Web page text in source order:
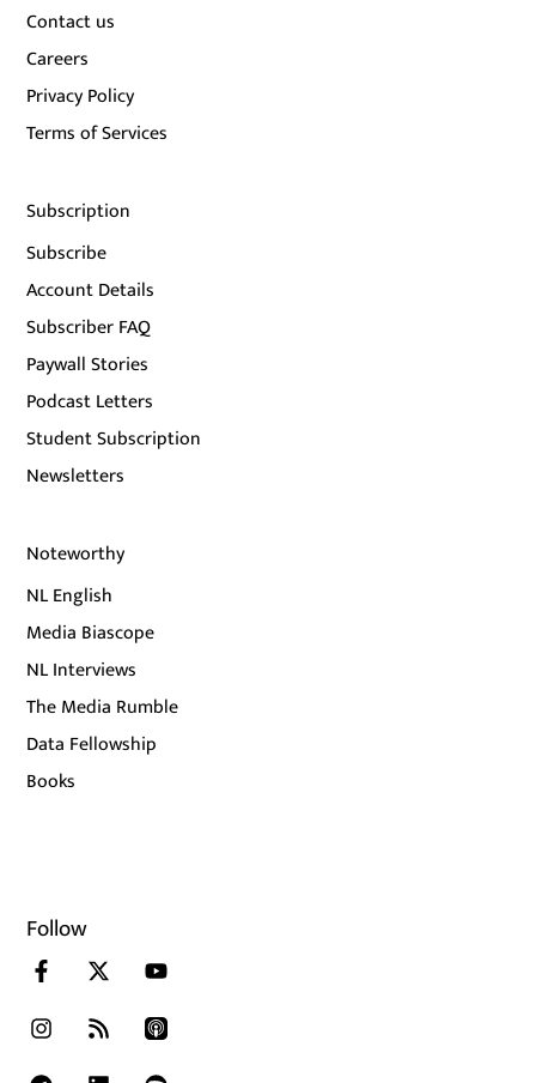
Contact us
Careers
Privacy Policy
Terms of Services
Subscription
Subscribe
Account Details
Subscriber FAQ
Paywall Stories
Podcast Letters
Student Subscription
Newsletters
Noteworthy
NL English
Media Biascope
NL Interviews
The Media Rumble
Data Fellowship
Books
Follow